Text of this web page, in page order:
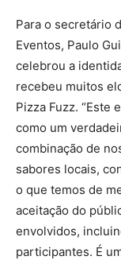
Para o secretário
Eventos, Paulo
celebrou a
recebeu muitos
Pizza Fuzz. “Este
como um
combinação de
sabores locais,
o que temos de
aceitação do
envolvidos,
participantes. É